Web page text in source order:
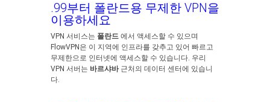
.99부터 폴란드용 무제한 VPN을
이용하세요
VPN 서비스는 폴란드 에서 액세스할 수 있으며
FlowVPN은 이 지역에 인프라를 갖추고 있어 빠르고
무제한으로 인터넷에 액세스할 수 있습니다. 우리
VPN 서버는 바르샤바근처의 데이터 센터에 있습니
다.